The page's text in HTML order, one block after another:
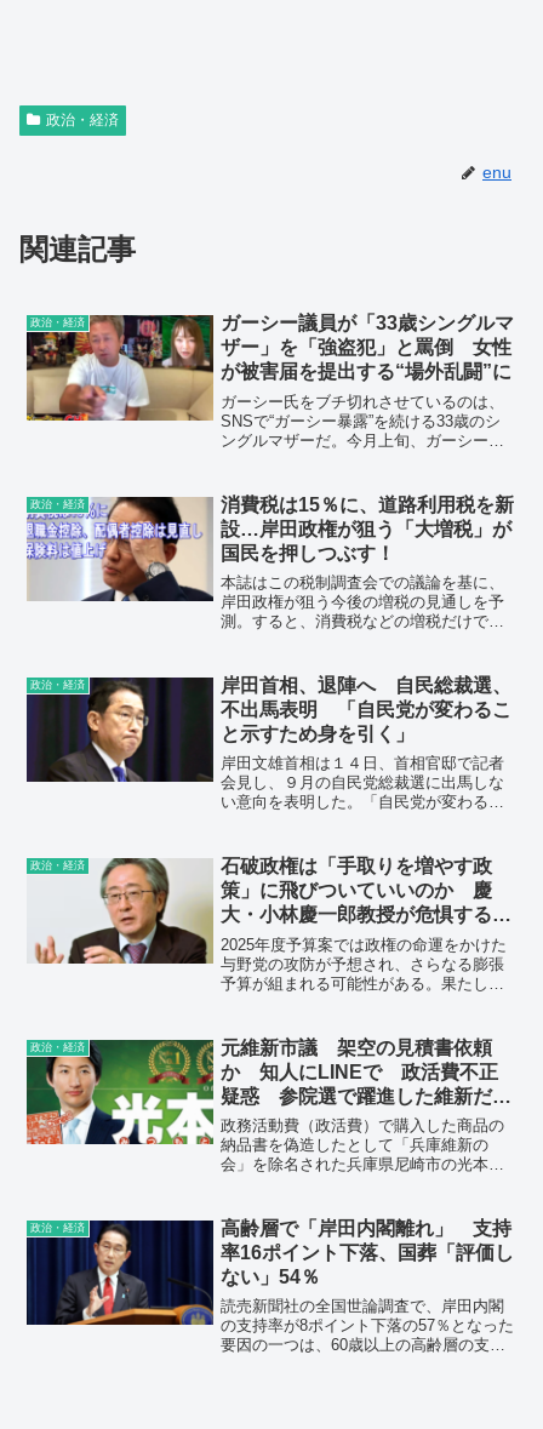
政治・経済
enu
関連記事
政治・経済
ガーシー議員が「33歳シングルマ
ザー」を「強盗犯」と罵倒 女性
が被害届を提出する“場外乱闘”に
ガーシー氏をブチ切れさせているのは、
SNSで“ガーシー暴露”を続ける33歳のシ
ングルマザーだ。今月上旬、ガーシー氏
届を警視庁に提出するなど“場外乱闘”はヒ
ートアップしている。
政治・経済
消費税は15％に、道路利用税を新
設…岸田政権が狙う「大増税」が
国民を押しつぶす！
本誌はこの税制調査会での議論を基に、
岸田政権が狙う今後の増税の見通しを予
測。すると、消費税などの増税だけでな
た。
政治・経済
岸田首相、退陣へ 自民総裁選、
不出馬表明 「自民党が変わるこ
と示すため身を引く」
岸田文雄首相は１４日、首相官邸で記者
会見し、９月の自民党総裁選に出馬しな
い意向を表明した。「自民党が変わるこ
由を説明。
政治・経済
石破政権は「手取りを増やす政
策」に飛びついていいのか 慶
大・小林慶一郎教授が危惧する
「少数与党」が陥る経済政策
の“弱点”
2025年度予算案では政権の命運をかけた
与野党の攻防が予想され、さらなる膨張
予算が組まれる可能性がある。果たして
語る。
政治・経済
元維新市議 架空の見積書依頼
か 知人にLINEで 政活費不正
疑惑 参院選で躍進した維新だ
が・・
政務活動費（政活費）で購入した商品の
納品書を偽造したとして「兵庫維新の
会」を除名された兵庫県尼崎市の光本圭
ン）」で架空の見積書作成も依頼した疑
いがあることが、関係者への取材で判明
した。
政治・経済
高齢層で「岸田内閣離れ」 支持
率16ポイント下落、国葬「評価し
ない」54％
読売新聞社の全国世論調査で、岸田内閣
の支持率が8ポイント下落の57％となった
要因の一つは、60歳以上の高齢層の支持